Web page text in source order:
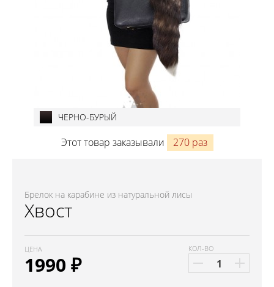
ЧЕРНО-БУРЫЙ
Этот товар заказывали 270 раз
Брелок на карабине из натуральной лисы
Хвост
ЦЕНА
1990 ₽
КОЛ-ВО